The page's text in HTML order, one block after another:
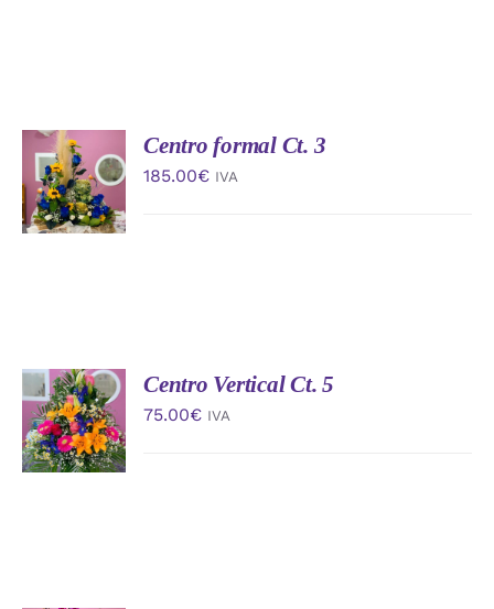
AÑADIR
AL
CARRITO
/
DETALLES
Centro formal Ct. 3
185.00€ IVA
AÑADIR
AL
CARRITO
/
DETALLES
Centro Vertical Ct. 5
75.00€ IVA